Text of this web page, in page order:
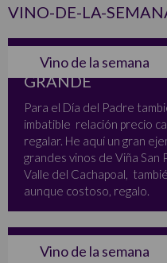
VINO-DE-LA-
Vino de la semana
SIDERAL 2015, EL
GRANDE
Para el Día del Padre
imbatible relación precio
regalar. He aquí un gran
grandes vinos de Viña San
Valle del Cachapoal,
aunque costoso, regalo.
Vino de la semana
PINOT NOIR